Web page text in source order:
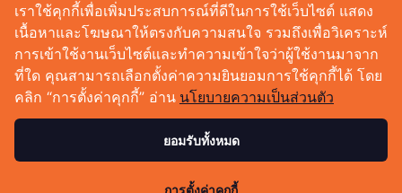
Saucy Thoughts
Sustainable
Videos
Podcast
เราใช้คุกกี้เพื่อเพิ่มประสบการณ์ที่ดีในการใช้เว็บไซต์ แสดง
เนื้อหาและโฆษณาให้ตรงกับความสนใจ รวมถึงเพื่อวิเคราะห์
การเข้าใช้งานเว็บไซต์และทำความเข้าใจว่าผู้ใช้งานมาจาก
ที่ใด คุณสามารถเลือกตั้งค่าความยินยอมการใช้คุกกี้ได้ โดย
คลิก “การตั้งค่าคุกกี้” อ่าน นโยบายความเป็นส่วนตัว
ยอมรับทั้งหมด
การตั้งค่าคุกกี้